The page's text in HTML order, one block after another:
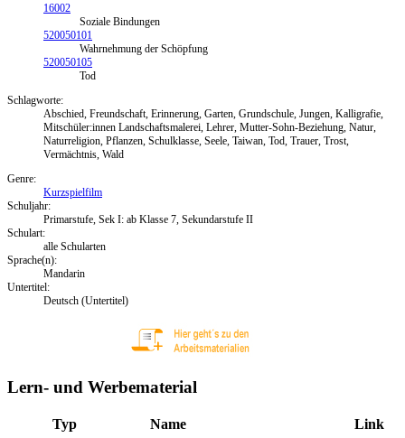
16002
Soziale Bindungen
520050101
Wahrnehmung der Schöpfung
520050105
Tod
Schlagworte:
Abschied, Freundschaft, Erinnerung, Garten, Grundschule, Jungen, Kalligrafie,
Mitschüler:innen Landschaftsmalerei, Lehrer, Mutter-Sohn-Beziehung, Natur,
Naturreligion, Pflanzen, Schulklasse, Seele, Taiwan, Tod, Trauer, Trost,
Vermächtnis, Wald
Genre:
Kurzspielfilm
Schuljahr:
Primarstufe, Sek I: ab Klasse 7, Sekundarstufe II
Schulart:
alle Schularten
Sprache(n):
Mandarin
Untertitel:
Deutsch (Untertitel)
Lern- und Werbematerial
Typ Name Link